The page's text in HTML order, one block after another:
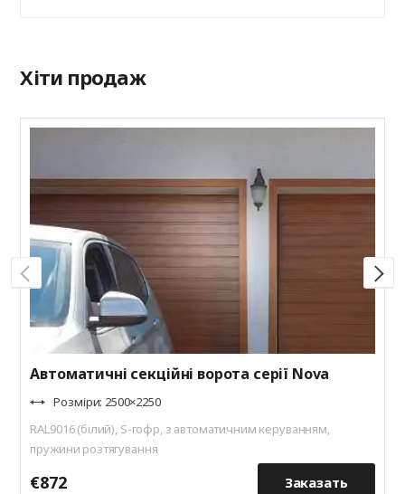
Хіти продаж
Автоматичні секційні ворота серії Nova
Розміри: 2500×2250
RAL9016 (білий), S-гофр, з автоматичним керуванням,
пружини розтягування
€872 Заказать